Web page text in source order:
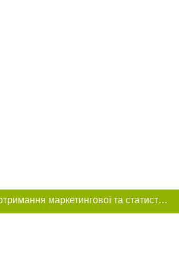
Цей сайт використовує «cookies». Також веб-сайт використовує інтернет-сервіс для збору технічних даних стосовно відвідувачів з метою отримання маркетингової та статистичної інформації. Умови обробки даних відвідувачів сайту див.